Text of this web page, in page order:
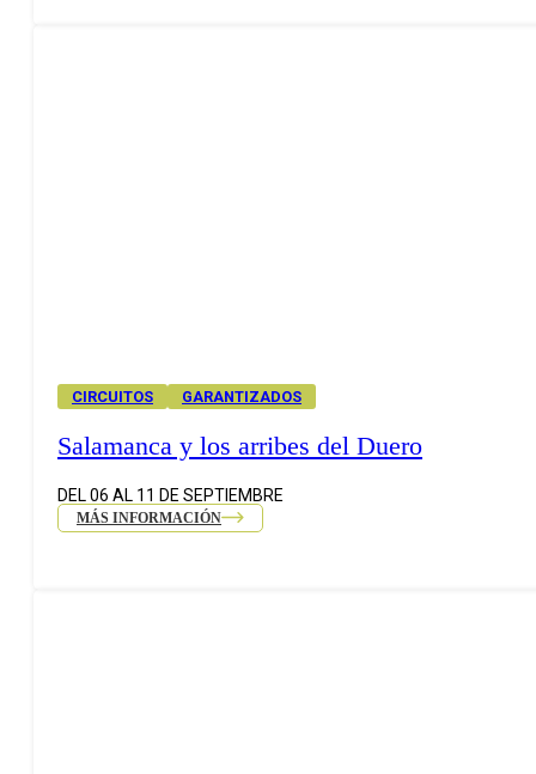
CIRCUITOS GARANTIZADOS
Salamanca y los arribes del Duero
DEL 06 AL 11 DE SEPTIEMBRE
MÁS INFORMACIÓN